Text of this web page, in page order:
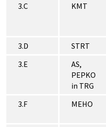
3.C KMT
3.D STRT
3.E
AS,
PEPKO
in TRG
3.F MEHO